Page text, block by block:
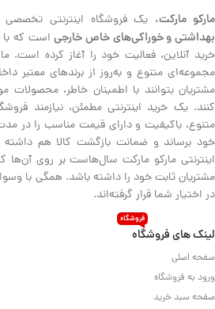
مارکو مارکت، یک فروشگاه اینترنتی
بهداشتی و خوراکی‌های خاص خارجیاست که با
خرید آنلاین، فعالیت خود را آغاز کرده است.
مجموعه‌ای متنوع و به‌روز از برندهای معتبر
مشتریان بتوانند با اطمینان خاطر، محصولات
کنند. یک خرید اینترنتی مطمئن، نیازمند
متنوع، باکیفیت و دارای قیمت مناسب را در
خود برساند و ضمانت بازگشت کالا هم داشته
اینترنتی مارکو مارکت سال‌هاست بر روی آن‌ها
مشتریان ثابت خود را داشته باشد. همگی با
در اختیار شما قرار گرفته‌اند.
لینک های فروشگاه
فروشگاه
صفحه اصلی
ورود به فروشگاه
صفحه سبد خرید